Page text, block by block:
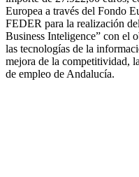
Europea a través del Fondo
FEDER para la realización
Business Inteligence” con el
las tecnologías de la
mejora de la competitividad,
de empleo de Andalucía.